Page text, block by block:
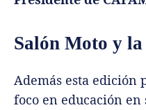
Salón Moto y
Además esta edición
foco en educación